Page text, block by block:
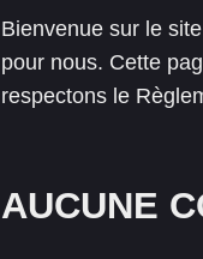
Bienvenue sur le site
pour nous. Cette
respectons le
AUCUNE